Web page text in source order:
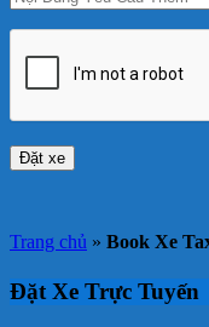
Trang chủ » Book Xe
Đặt Xe Trực Tuyến